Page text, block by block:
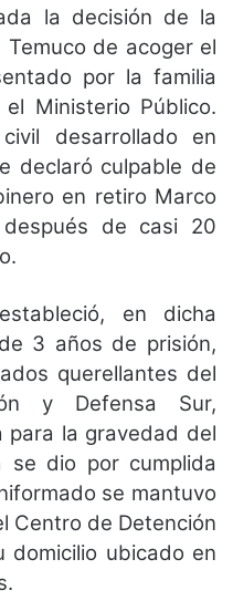
la decisión de la
de acoger el
por la familia
Ministerio Público.
desarrollado en
declaró culpable de
en retiro Marco
de casi 20
en dicha
3 años de prisión,
querellantes del
y Defensa Sur,
para la gravedad del
se dio por cumplida
se mantuvo
Centro de Detención
domicilio ubicado en